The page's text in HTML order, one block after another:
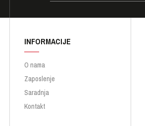
INFORMACIJE
O nama
Zaposlenje
Saradnja
Kontakt